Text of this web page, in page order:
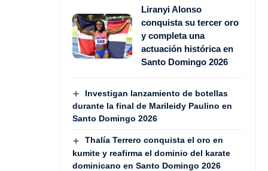
Liranyi Alonso
conquista su tercer oro
y completa una
actuación histórica en
Santo Domingo 2026
Investigan lanzamiento de botellas
durante la final de Marileidy Paulino en
Santo Domingo 2026
Thalía Terrero conquista el oro en
kumite y reafirma el dominio del karate
dominicano en Santo Domingo 2026